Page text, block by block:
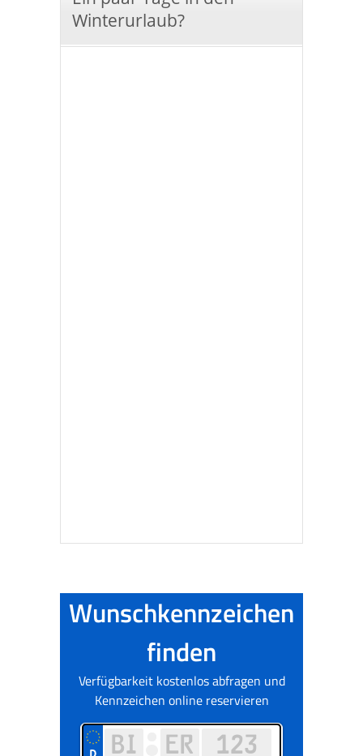
Winterurlaub?